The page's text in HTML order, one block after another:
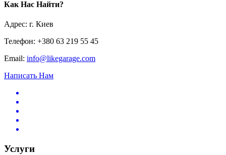
Как Нас Найти?
Адрес: г. Киев
Телефон: +380 63 219 55 45
Email: info@likegarage.com
Написать Нам
Услуги